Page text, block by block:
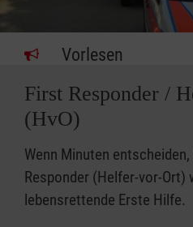
Vorlesen
First Responder /
(HvO)
Wenn Minuten
Responder (Helfer-vor-Ort)
lebensrettende Erste Hilfe.